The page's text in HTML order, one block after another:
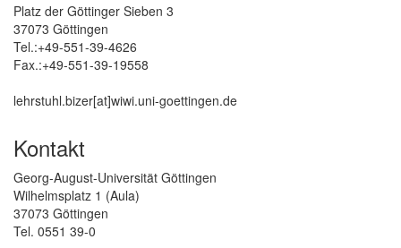
Platz der Göttinger Sieben 3
37073 Göttingen
Tel.:+49-551-39-4626
Fax.:+49-551-39-19558
lehrstuhl.bizer[at]wiwi.uni-goettingen.de
Kontakt
Georg-August-Universität Göttingen
Wilhelmsplatz 1 (Aula)
37073 Göttingen
Tel. 0551 39-0